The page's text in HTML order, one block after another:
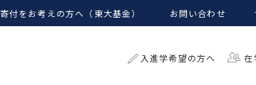
寄付をお考えの方へ（東大基金） お問い合わせ
入進学希望の方へ 在